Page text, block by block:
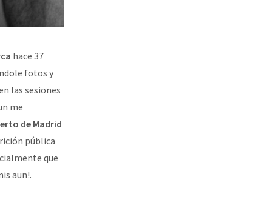
hace 37
fotos y
las sesiones
me
de Madrid
pública
que
aun!.